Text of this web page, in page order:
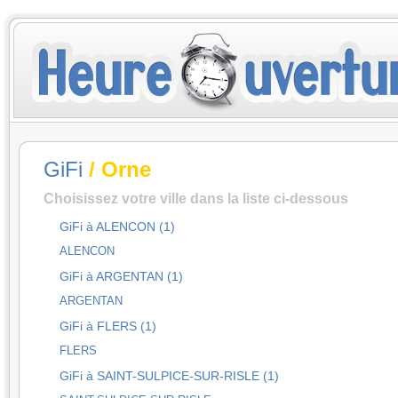
GiFi / Orne
Choisissez votre ville dans la liste ci-dessous
GiFi à ALENCON (1)
ALENCON
GiFi à ARGENTAN (1)
ARGENTAN
GiFi à FLERS (1)
FLERS
GiFi à SAINT-SULPICE-SUR-RISLE (1)